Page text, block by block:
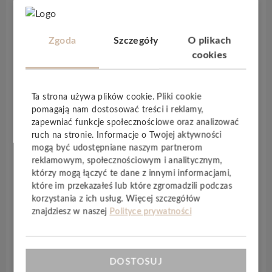
wszystkiego. Czy jako jasny dekor
Moonlight Pine
do skandynawskiego wystroju wnętrza, czy
Eternity Oak Brown, który dzięki na przemian
intrygującą mieszaninę barw. Ponieważwszystkie
te wzory występują w wersji do montażu na
click, do klejenia oraz jako podłoga Multi-Layer
można zatem wybrać dowolny wariant –bez
żadnych ograniczeń. Dzięki sprawdzonemu
bezklejowemu systemowi montażuFold-Down
wineo 400 wood L można zamontować szybko i
łatwo. Ponadto panele układane w technologii
pływającej można bardzo łatwo zdemontować, co
zaimpregnowanej powierzchni
Zgoda Szczegóły
O plikach
cookies
Ta strona używa plików cookie. Pliki cookie
pomagają nam dostosować treści i reklamy,
zapewniać funkcje społecznościowe oraz analizować
ruch na stronie. Informacje o Twojej aktywności
mogą być udostępniane naszym partnerom
reklamowym, społecznościowym i analitycznym,
którzy mogą łączyć te dane z innymi informacjami,
które im przekazałeś lub które zgromadzili podczas
korzystania z ich usług. Więcej szczegółów
znajdziesz w naszej Polityce prywatności
DOSTOSUJ